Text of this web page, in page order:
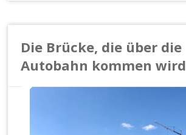
Die Brücke, die über die
Autobahn kommen wird